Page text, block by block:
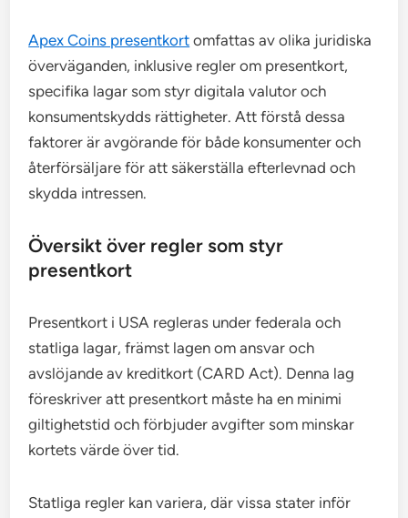
Apex Coins presentkort omfattas av olika juridiska
överväganden, inklusive regler om presentkort,
specifika lagar som styr digitala valutor och
konsumentskydds rättigheter. Att förstå dessa
faktorer är avgörande för både konsumenter och
återförsäljare för att säkerställa efterlevnad och
skydda intressen.
Översikt över regler som styr
presentkort
Presentkort i USA regleras under federala och
statliga lagar, främst lagen om ansvar och
avslöjande av kreditkort (CARD Act). Denna lag
föreskriver att presentkort måste ha en minimi
giltighetstid och förbjuder avgifter som minskar
kortets värde över tid.
Statliga regler kan variera, där vissa stater inför